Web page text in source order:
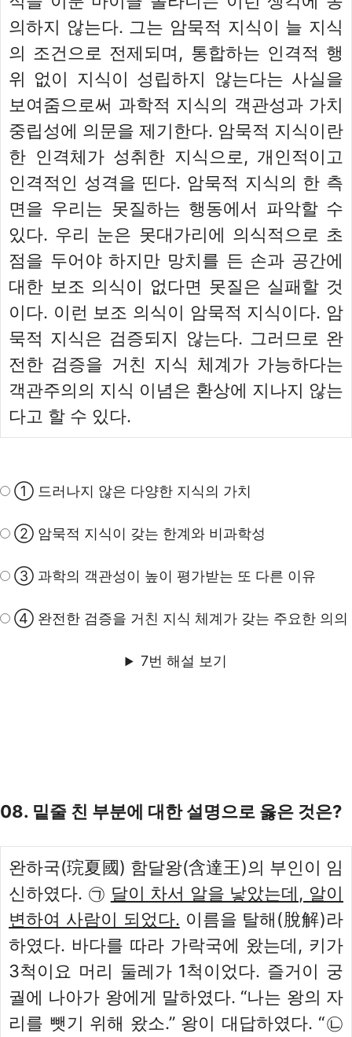
의하지 않는다. 그는 암묵적 지식이 늘 지식
의 조건으로 전제되며, 통합하는 인격적 행
위 없이 지식이 성립하지 않는다는 사실을
보여줌으로써 과학적 지식의 객관성과 가치
중립성에 의문을 제기한다. 암묵적 지식이란
한 인격체가 성취한 지식으로, 개인적이고
인격적인 성격을 띤다. 암묵적 지식의 한 측
면을 우리는 못질하는 행동에서 파악할 수
있다. 우리 눈은 못대가리에 의식적으로 초
점을 두어야 하지만 망치를 든 손과 공간에
대한 보조 의식이 없다면 못질은 실패할 것
이다. 이런 보조 의식이 암묵적 지식이다. 암
묵적 지식은 검증되지 않는다. 그러므로 완
전한 검증을 거친 지식 체계가 가능하다는
객관주의의 지식 이념은 환상에 지나지 않는
다고 할 수 있다.
① 드러나지 않은 다양한 지식의 가치
② 암묵적 지식이 갖는 한계와 비과학성
③ 과학의 객관성이 높이 평가받는 또 다른 이유
④ 완전한 검증을 거친 지식 체계가 갖는 주요한 의의
7번 해설 보기
08. 밑줄 친 부분에 대한 설명으로 옳은 것은?
완하국(琓夏國) 함달왕(含達王)의 부인이 임
신하였다. ㉠ 달이 차서 알을 낳았는데, 알이
변하여 사람이 되었다. 이름을 탈해(脫解)라
하였다. 바다를 따라 가락국에 왔는데, 키가
3척이요 머리 둘레가 1척이었다. 즐거이 궁
궐에 나아가 왕에게 말하였다. “나는 왕의 자
리를 뺏기 위해 왔소.” 왕이 대답하였다. “㉡